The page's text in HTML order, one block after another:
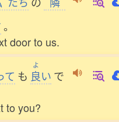
。
door to us.
て も
よ
良い で
to you?